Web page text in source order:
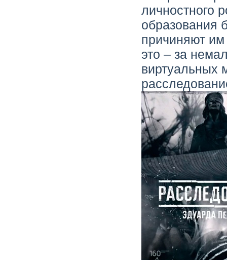
личностного
образования
причиняют им
это – за
виртуальных